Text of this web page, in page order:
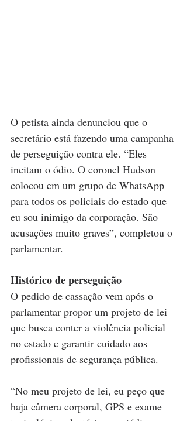
O petista ainda denunciou que o
secretário está fazendo uma campanha
de perseguição contra ele. “Eles
incitam o ódio. O coronel Hudson
colocou em um grupo de WhatsApp
para todos os policiais do estado que
eu sou inimigo da corporação. São
acusações muito graves”, completou o
parlamentar.
Histórico de perseguição
O pedido de cassação vem após o
parlamentar propor um projeto de lei
que busca conter a violência policial
no estado e garantir cuidado aos
profissionais de segurança pública.
“No meu projeto de lei, eu peço que
haja câmera corporal, GPS e exame